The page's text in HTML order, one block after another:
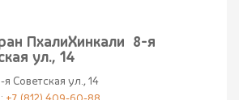
ПхалиХинкали 8-я
ул., 14
Советская ул., 14